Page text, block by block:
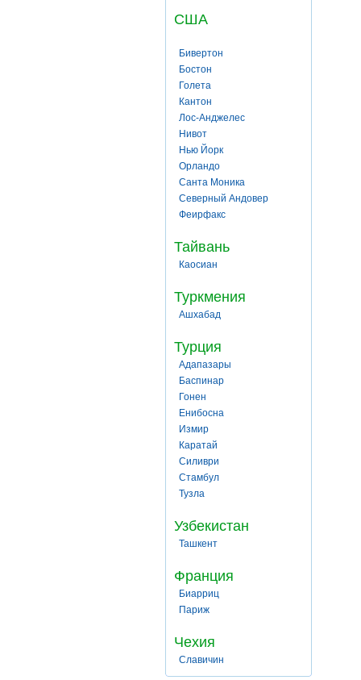
США
Бивертон
Бостон
Голета
Кантон
Лос-Анджелес
Нивот
Нью Йорк
Орландо
Санта Моника
Северный Андовер
Феирфакс
Тайвань
Каосиан
Туркмения
Ашхабад
Турция
Адапазары
Баспинар
Гонен
Енибосна
Измир
Каратай
Силиври
Стамбул
Тузла
Узбекистан
Ташкент
Франция
Биарриц
Париж
Чехия
Славичин